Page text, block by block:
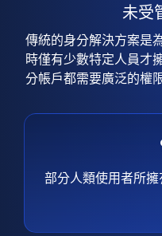
未受
傳統的身分解決方案是
時僅有少數特定人員才
分帳戶都需要廣泛的權
部分人類使用者所